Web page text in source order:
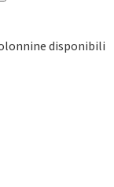
disponibili